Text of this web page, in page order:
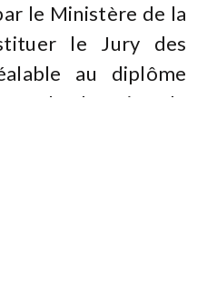
le Ministère de la
le Jury des
au diplôme
le domaine de